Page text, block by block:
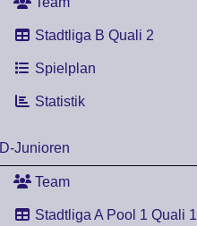
Stadtliga B Quali 2
Spielplan
Statistik
D-Junioren
Team
Stadtliga A Pool 1 Quali 1